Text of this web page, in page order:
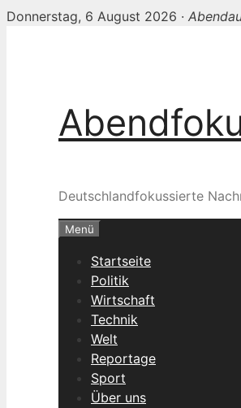
Donnerstag, 6 August 2026 ·
Deutschlandfokussierte
Menü
Startseite
Politik
Wirtschaft
Technik
Welt
Reportage
Sport
Über uns